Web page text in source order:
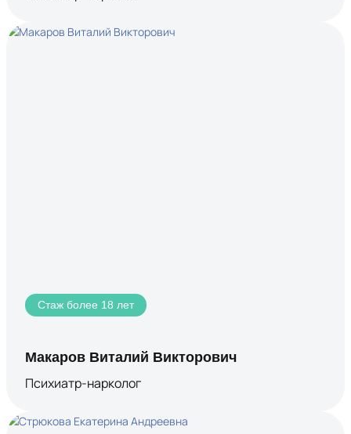
Стаж более 18 лет
Макаров Виталий Викторович
Психиатр-нарколог